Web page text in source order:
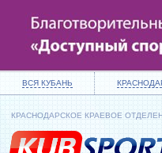
ВСЯ КУБАНЬ
КРАСНОДАРСКОЕ КРАЕВОЕ